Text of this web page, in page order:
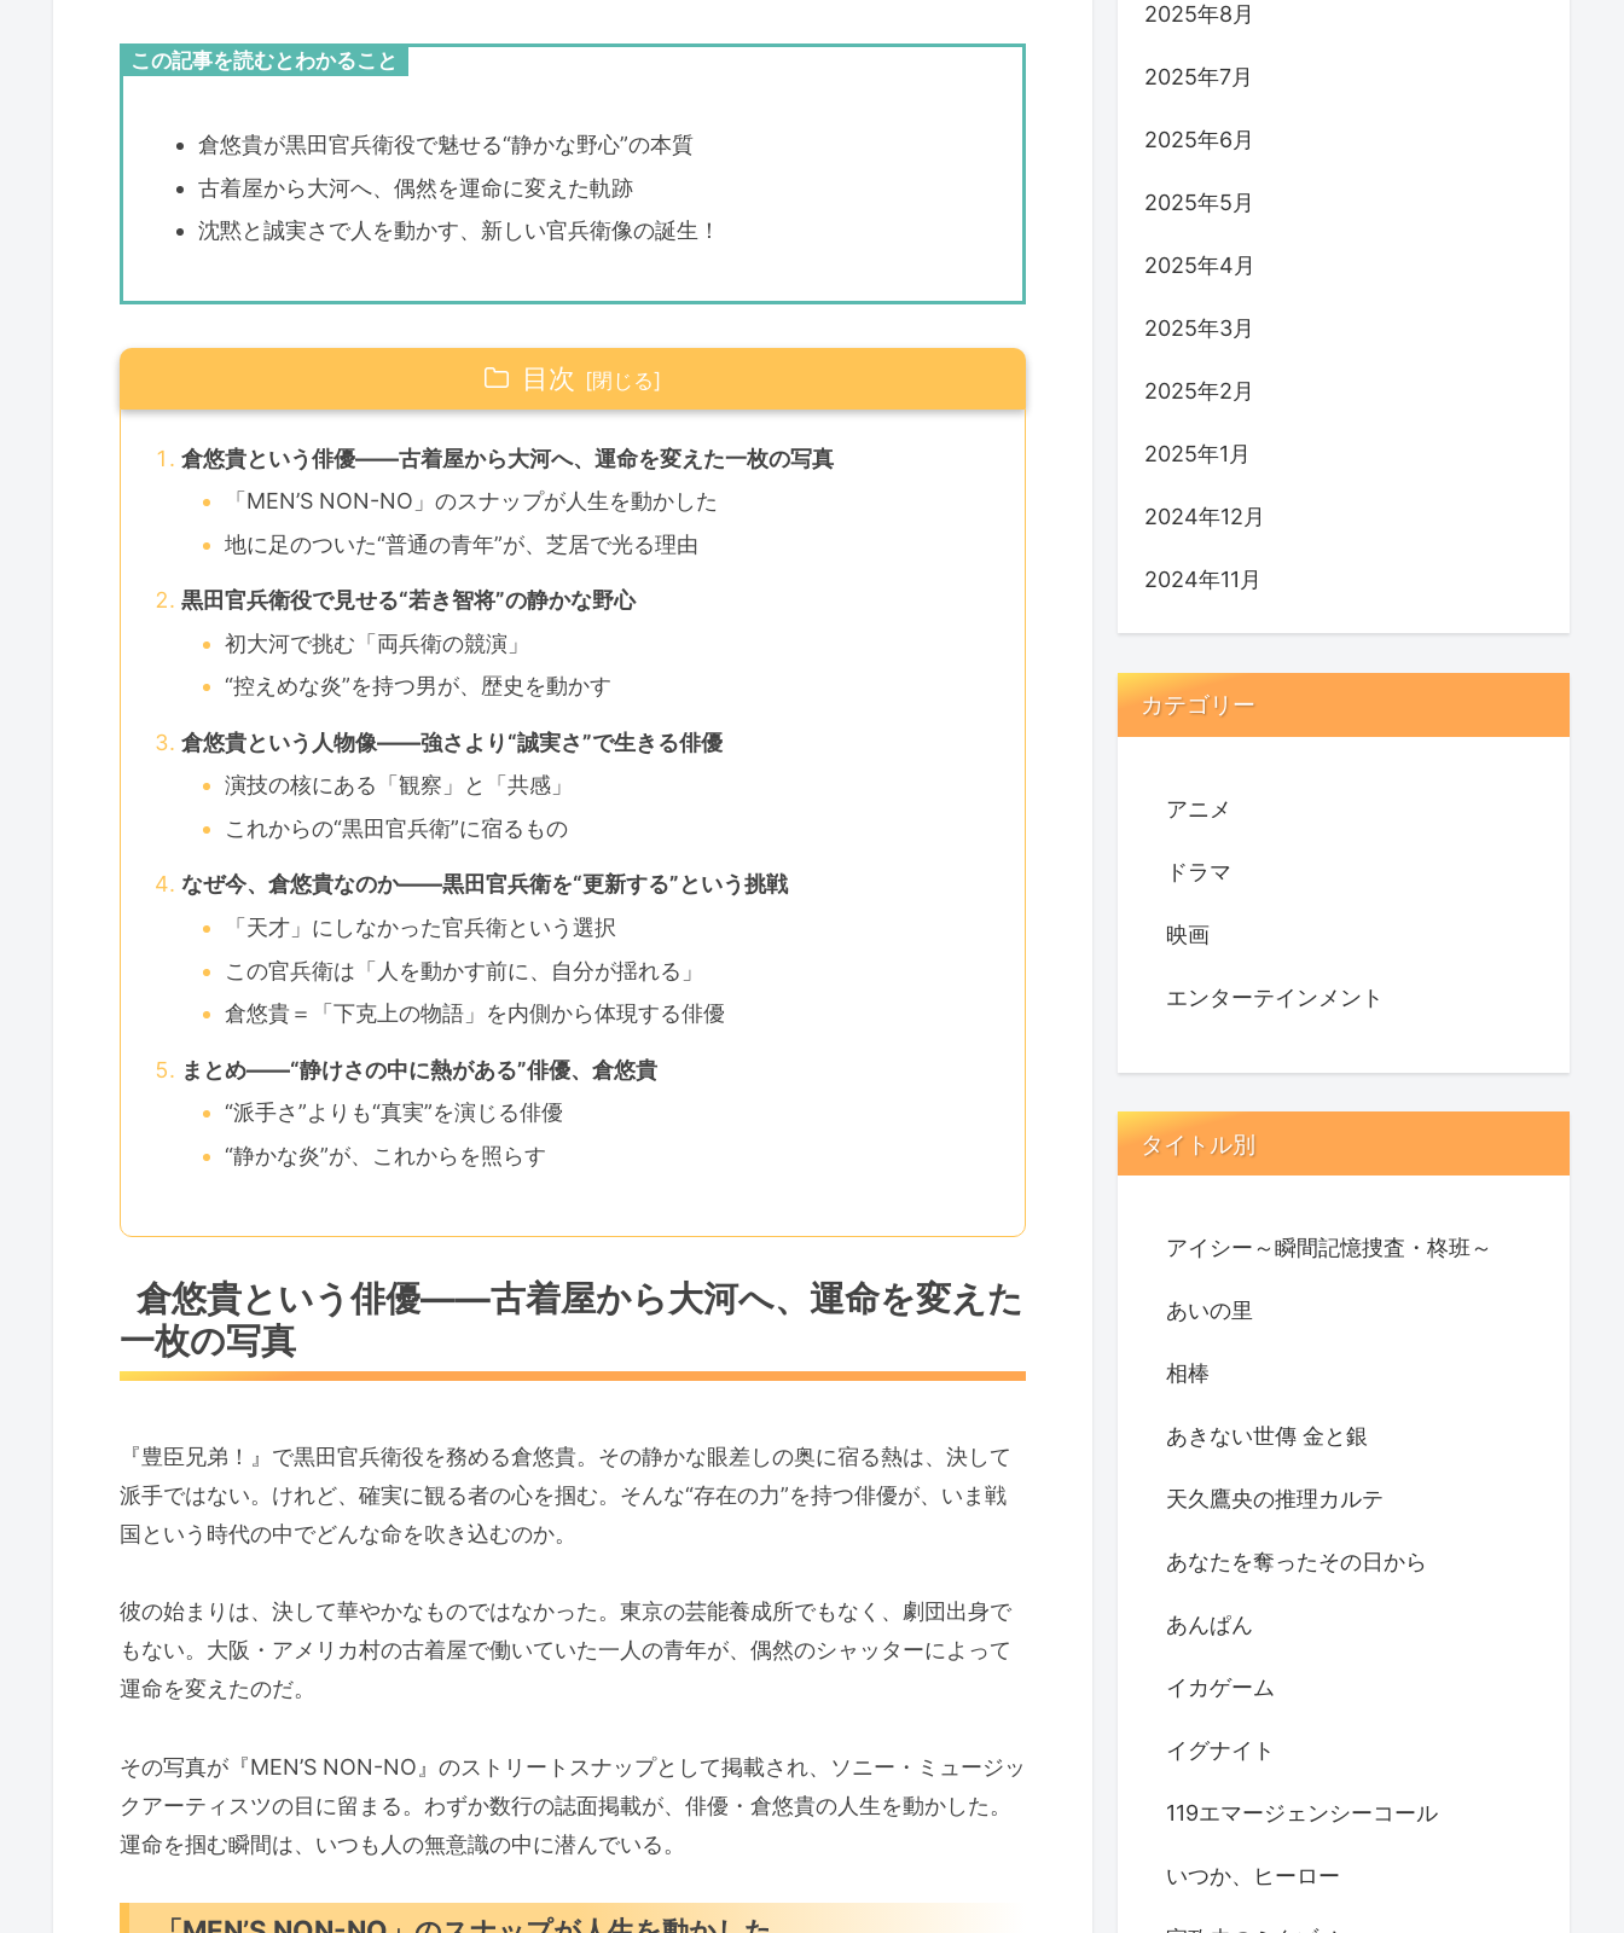
この記事を読むとわかること
倉悠貴が黒田官兵衛役で魅せる“静かな野心”の本質
古着屋から大河へ、偶然を運命に変えた軌跡
沈黙と誠実さで人を動かす、新しい官兵衛像の誕生！
目次
倉悠貴という俳優——古着屋から大河へ、運命を変えた一枚の写真
「MEN’S NON-NO」のスナップが人生を動かした
地に足のついた“普通の青年”が、芝居で光る理由
黒田官兵衛役で見せる“若き智将”の静かな野心
初大河で挑む「両兵衛の競演」
“控えめな炎”を持つ男が、歴史を動かす
倉悠貴という人物像——強さより“誠実さ”で生きる俳優
演技の核にある「観察」と「共感」
これからの“黒田官兵衛”に宿るもの
なぜ今、倉悠貴なのか——黒田官兵衛を“更新する”という挑戦
「天才」にしなかった官兵衛という選択
この官兵衛は「人を動かす前に、自分が揺れる」
倉悠貴＝「下克上の物語」を内側から体現する俳優
まとめ——“静けさの中に熱がある”俳優、倉悠貴
“派手さ”よりも“真実”を演じる俳優
“静かな炎”が、これからを照らす
倉悠貴という俳優——古着屋から大河へ、運命を変えた
一枚の写真
『豊臣兄弟！』で黒田官兵衛役を務める倉悠貴。その静かな眼差しの奥に宿る熱は、決して
派手ではない。けれど、確実に観る者の心を掴む。そんな“存在の力”を持つ俳優が、いま戦
国という時代の中でどんな命を吹き込むのか。
彼の始まりは、決して華やかなものではなかった。東京の芸能養成所でもなく、劇団出身で
もない。大阪・アメリカ村の古着屋で働いていた一人の青年が、偶然のシャッターによって
運命を変えたのだ。
その写真が『MEN’S NON-NO』のストリートスナップとして掲載され、ソニー・ミュージッ
クアーティスツの目に留まる。わずか数行の誌面掲載が、俳優・倉悠貴の人生を動かした。
運命を掴む瞬間は、いつも人の無意識の中に潜んでいる。
2025年8月
2025年7月
2025年6月
2025年5月
2025年4月
2025年3月
2025年2月
2025年1月
2024年12月
2024年11月
カテゴリー
アニメ
ドラマ
映画
エンターテインメント
タイトル別
アイシー～瞬間記憶捜査・柊班～
あいの里
相棒
あきない世傳 金と銀
天久鷹央の推理カルテ
あなたを奪ったその日から
あんぱん
イカゲーム
イグナイト
119エマージェンシーコール
いつか、ヒーロー